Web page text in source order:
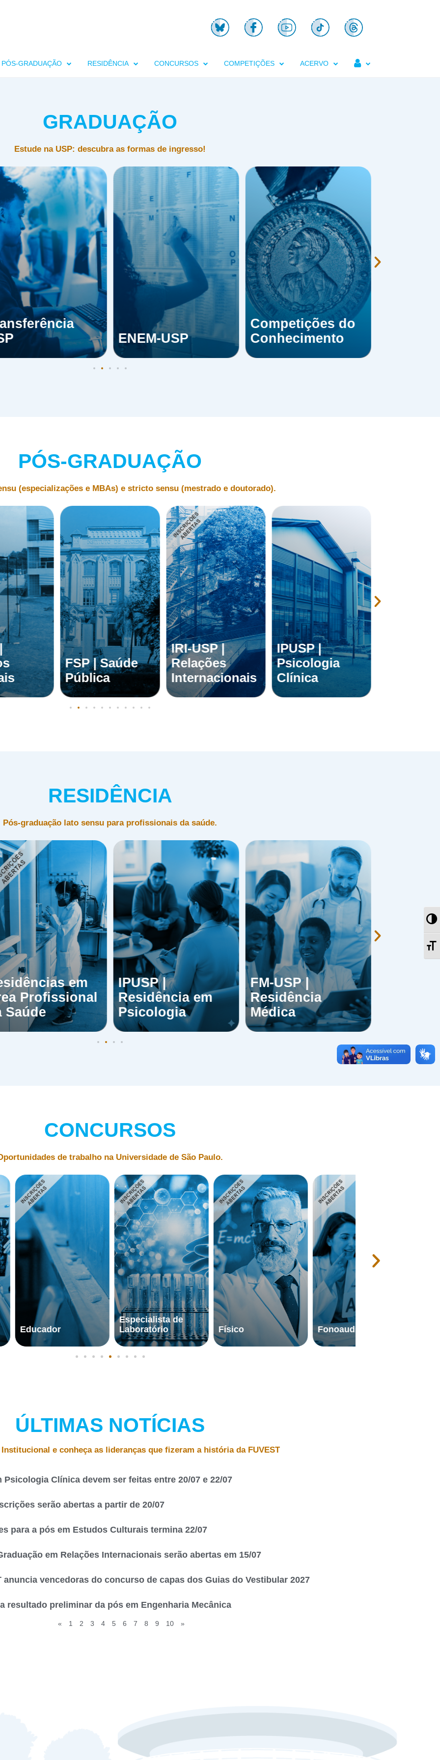
PÓS-GRADUAÇÃO RESIDÊNCIA CONCURSOS COMPETIÇÕES ACERVO 
GRADUAÇÃO
Estude na USP: descubra as formas de ingresso!
ENEM-USP
Competições do
Conhecimento
PÓS-GRADUAÇÃO
(especializações e MBAs) e stricto sensu (mestrado e doutorado).
FSP | Saúde
Pública
IRI-USP |
Relações
Internacionais
IPUSP |
Psicologia
Clínica
RESIDÊNCIA
Pós-graduação lato sensu para profissionais da saúde.
em
Profissional
Saúde
IPUSP |
Residência em
Psicologia
FM-USP |
Residência
Médica
CONCURSOS
de trabalho na Universidade de São Paulo.
Especialista de
Laboratório
Físico Fonoaudiólogo
ÚLTIMAS NOTÍCIAS
e conheça as lideranças que fizeram a história da FUVEST
Psicologia Clínica devem ser feitas entre 20/07 e 22/07
serão abertas a partir de 20/07
para a pós em Estudos Culturais termina 22/07
em Relações Internacionais serão abertas em 15/07
anuncia vencedoras do concurso de capas dos Guias do Vestibular 2027
resultado preliminar da pós em Engenharia Mecânica
« 1 2 3 4 5 6 7 8 9 10 »